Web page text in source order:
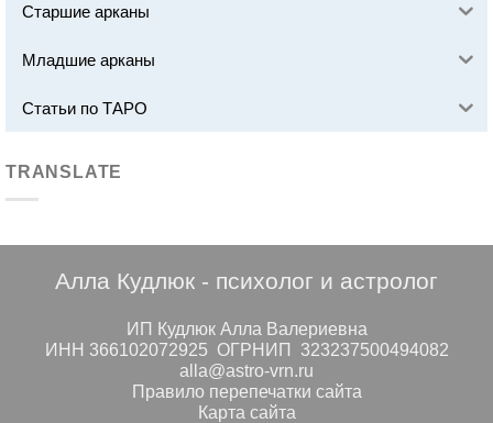
Старшие арканы
Младшие арканы
Статьи по ТАРО
TRANSLATE
Алла Кудлюк - психолог и астролог
ИП Кудлюк Алла Валериевна
ИНН 366102072925 ОГРНИП 323237500494082
alla@astro-vrn.ru
Правило перепечатки сайта
Карта сайта